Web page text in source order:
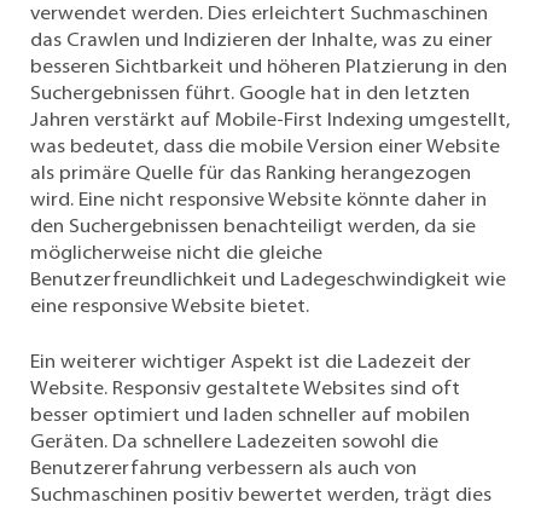
verwendet werden. Dies erleichtert Suchmaschinen
das Crawlen und Indizieren der Inhalte, was zu einer
besseren Sichtbarkeit und höheren Platzierung in den
Suchergebnissen führt. Google hat in den letzten
Jahren verstärkt auf Mobile-First Indexing umgestellt,
was bedeutet, dass die mobile Version einer Website
als primäre Quelle für das Ranking herangezogen
wird. Eine nicht responsive Website könnte daher in
den Suchergebnissen benachteiligt werden, da sie
möglicherweise nicht die gleiche
Benutzerfreundlichkeit und Ladegeschwindigkeit wie
eine responsive Website bietet.
Ein weiterer wichtiger Aspekt ist die Ladezeit der
Website. Responsiv gestaltete Websites sind oft
besser optimiert und laden schneller auf mobilen
Geräten. Da schnellere Ladezeiten sowohl die
Benutzererfahrung verbessern als auch von
Suchmaschinen positiv bewertet werden, trägt dies